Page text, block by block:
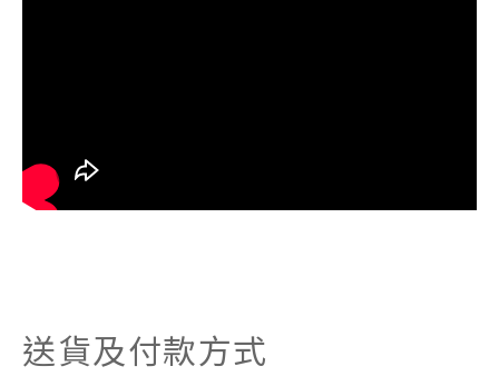
送貨及付款方式